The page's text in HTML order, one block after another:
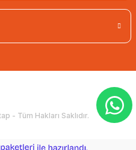
- Tüm Hakları Saklıdır.
e-